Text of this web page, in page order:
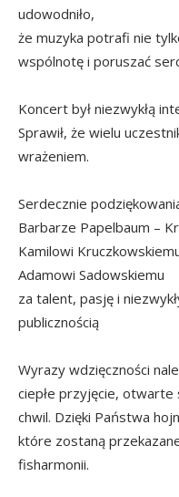
udowodniło,
że muzyka potrafi nie
wspólnotę i poruszać
Koncert był niezwykłą
Sprawił, że wielu
wrażeniem.
Serdecznie
Barbarze Papelbaum –
Kamilowi
Adamowi Sadowskiemu
za talent, pasję i
publicznością
Wyrazy wdzięczności
ciepłe przyjęcie,
chwil. Dzięki Państwa
które zostaną
fisharmonii.